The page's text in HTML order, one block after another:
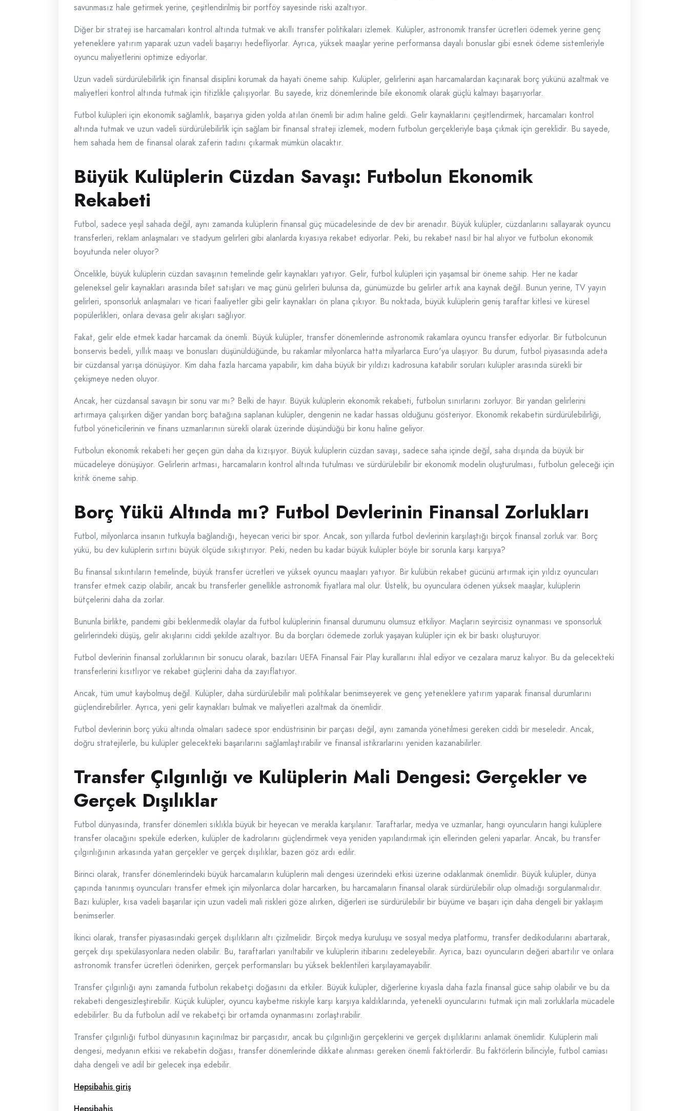
savunmasız hale getirmek yerine, çeşitlendirilmiş bir portföy sayesinde riski azaltıyor.
Diğer bir strateji ise harcamaları kontrol altında tutmak ve akıllı transfer politikaları izlemek. Kulüpler, astronomik transfer ücretleri ödemek yerine genç
yeteneklere yatırım yaparak uzun vadeli başarıyı hedefliyorlar. Ayrıca, yüksek maaşlar yerine performansa dayalı bonuslar gibi esnek ödeme sistemleriyle
oyuncu maliyetlerini optimize ediyorlar.
Uzun vadeli sürdürülebilirlik için finansal disiplini korumak da hayati öneme sahip. Kulüpler, gelirlerini aşan harcamalardan kaçınarak borç yükünü azaltmak ve
maliyetleri kontrol altında tutmak için titizlikle çalışıyorlar. Bu sayede, kriz dönemlerinde bile ekonomik olarak güçlü kalmayı başarıyorlar.
Futbol kulüpleri için ekonomik sağlamlık, başarıya giden yolda atılan önemli bir adım haline geldi. Gelir kaynaklarını çeşitlendirmek, harcamaları kontrol
altında tutmak ve uzun vadeli sürdürülebilirlik için sağlam bir finansal strateji izlemek, modern futbolun gerçekleriyle başa çıkmak için gereklidir. Bu sayede,
hem sahada hem de finansal olarak zaferin tadını çıkarmak mümkün olacaktır.
Büyük Kulüplerin Cüzdan Savaşı: Futbolun Ekonomik
Rekabeti
Futbol, sadece yeşil sahada değil, aynı zamanda kulüplerin finansal güç mücadelesinde de dev bir arenadır. Büyük kulüpler, cüzdanlarını sallayarak oyuncu
transferleri, reklam anlaşmaları ve stadyum gelirleri gibi alanlarda kıyasıya rekabet ediyorlar. Peki, bu rekabet nasıl bir hal alıyor ve futbolun ekonomik
boyutunda neler oluyor?
Öncelikle, büyük kulüplerin cüzdan savaşının temelinde gelir kaynakları yatıyor. Gelir, futbol kulüpleri için yaşamsal bir öneme sahip. Her ne kadar
geleneksel gelir kaynakları arasında bilet satışları ve maç günü gelirleri bulunsa da, günümüzde bu gelirler artık ana kaynak değil. Bunun yerine, TV yayın
gelirleri, sponsorluk anlaşmaları ve ticari faaliyetler gibi gelir kaynakları ön plana çıkıyor. Bu noktada, büyük kulüplerin geniş taraftar kitlesi ve küresel
popülerlikleri, onlara devasa gelir akışları sağlıyor.
Fakat, gelir elde etmek kadar harcamak da önemli. Büyük kulüpler, transfer dönemlerinde astronomik rakamlara oyuncu transfer ediyorlar. Bir futbolcunun
bonservis bedeli, yıllık maaşı ve bonusları düşünüldüğünde, bu rakamlar milyonlarca hatta milyarlarca Euro'ya ulaşıyor. Bu durum, futbol piyasasında adeta
bir cüzdansal yarışa dönüşüyor. Kim daha fazla harcama yapabilir, kim daha büyük bir yıldızı kadrosuna katabilir soruları kulüpler arasında sürekli bir
çekişmeye neden oluyor.
Ancak, her cüzdansal savaşın bir sonu var mı? Belki de hayır. Büyük kulüplerin ekonomik rekabeti, futbolun sınırlarını zorluyor. Bir yandan gelirlerini
artırmaya çalışırken diğer yandan borç batağına saplanan kulüpler, dengenin ne kadar hassas olduğunu gösteriyor. Ekonomik rekabetin sürdürülebilirliği,
futbol yöneticilerinin ve finans uzmanlarının sürekli olarak üzerinde düşündüğü bir konu haline geliyor.
Futbolun ekonomik rekabeti her geçen gün daha da kızışıyor. Büyük kulüplerin cüzdan savaşı, sadece saha içinde değil, saha dışında da büyük bir
mücadeleye dönüşüyor. Gelirlerin artması, harcamaların kontrol altında tutulması ve sürdürülebilir bir ekonomik modelin oluşturulması, futbolun geleceği için
kritik öneme sahip.
Borç Yükü Altında mı? Futbol Devlerinin Finansal Zorlukları
Futbol, milyonlarca insanın tutkuyla bağlandığı, heyecan verici bir spor. Ancak, son yıllarda futbol devlerinin karşılaştığı birçok finansal zorluk var. Borç
yükü, bu dev kulüplerin sırtını büyük ölçüde sıkıştırıyor. Peki, neden bu kadar büyük kulüpler böyle bir sorunla karşı karşıya?
Bu finansal sıkıntıların temelinde, büyük transfer ücretleri ve yüksek oyuncu maaşları yatıyor. Bir kulübün rekabet gücünü artırmak için yıldız oyuncuları
transfer etmek cazip olabilir, ancak bu transferler genellikle astronomik fiyatlara mal olur. Üstelik, bu oyunculara ödenen yüksek maaşlar, kulüplerin
bütçelerini daha da zorlar.
Bununla birlikte, pandemi gibi beklenmedik olaylar da futbol kulüplerinin finansal durumunu olumsuz etkiliyor. Maçların seyircisiz oynanması ve sponsorluk
gelirlerindeki düşüş, gelir akışlarını ciddi şekilde azaltıyor. Bu da borçları ödemede zorluk yaşayan kulüpler için ek bir baskı oluşturuyor.
Futbol devlerinin finansal zorluklarının bir sonucu olarak, bazıları UEFA Finansal Fair Play kurallarını ihlal ediyor ve cezalara maruz kalıyor. Bu da gelecekteki
transferlerini kısıtlıyor ve rekabet güçlerini daha da zayıflatıyor.
Ancak, tüm umut kaybolmuş değil. Kulüpler, daha sürdürülebilir mali politikalar benimseyerek ve genç yeteneklere yatırım yaparak finansal durumlarını
güçlendirebilirler. Ayrıca, yeni gelir kaynakları bulmak ve maliyetleri azaltmak da önemlidir.
Futbol devlerinin borç yükü altında olmaları sadece spor endüstrisinin bir parçası değil, aynı zamanda yönetilmesi gereken ciddi bir meseledir. Ancak,
doğru stratejilerle, bu kulüpler gelecekteki başarılarını sağlamlaştırabilir ve finansal istikrarlarını yeniden kazanabilirler.
Transfer Çılgınlığı ve Kulüplerin Mali Dengesi: Gerçekler ve
Gerçek Dışılıklar
Futbol dünyasında, transfer dönemleri sıklıkla büyük bir heyecan ve merakla karşılanır. Taraftarlar, medya ve uzmanlar, hangi oyuncuların hangi kulüplere
transfer olacağını speküle ederken, kulüpler de kadrolarını güçlendirmek veya yeniden yapılandırmak için ellerinden geleni yaparlar. Ancak, bu transfer
çılgınlığının arkasında yatan gerçekler ve gerçek dışılıklar, bazen göz ardı edilir.
Birinci olarak, transfer dönemlerindeki büyük harcamaların kulüplerin mali dengesi üzerindeki etkisi üzerine odaklanmak önemlidir. Büyük kulüpler, dünya
çapında tanınmış oyuncuları transfer etmek için milyonlarca dolar harcarken, bu harcamaların finansal olarak sürdürülebilir olup olmadığı sorgulanmalıdır.
Bazı kulüpler, kısa vadeli başarılar için uzun vadeli mali riskleri göze alırken, diğerleri ise sürdürülebilir bir büyüme ve başarı için daha dengeli bir yaklaşım
benimserler.
İkinci olarak, transfer piyasasındaki gerçek dışılıkların altı çizilmelidir. Birçok medya kuruluşu ve sosyal medya platformu, transfer dedikodularını abartarak,
gerçek dışı spekülasyonlara neden olabilir. Bu, taraftarları yanıltabilir ve kulüplerin itibarını zedeleyebilir. Ayrıca, bazı oyuncuların değeri abartılır ve onlara
astronomik transfer ücretleri ödenirken, gerçek performansları bu yüksek beklentileri karşılayamayabilir.
Transfer çılgınlığı aynı zamanda futbolun rekabetçi doğasını da etkiler. Büyük kulüpler, diğerlerine kıyasla daha fazla finansal güce sahip olabilir ve bu da
rekabeti dengesizleştirebilir. Küçük kulüpler, oyuncu kaybetme riskiyle karşı karşıya kaldıklarında, yetenekli oyuncularını tutmak için mali zorluklarla mücadele
edebilirler. Bu da futbolun adil ve rekabetçi bir ortamda oynanmasını zorlaştırabilir.
Transfer çılgınlığı futbol dünyasının kaçınılmaz bir parçasıdır, ancak bu çılgınlığın gerçeklerini ve gerçek dışılıklarını anlamak önemlidir. Kulüplerin mali
dengesi, medyanın etkisi ve rekabetin doğası, transfer dönemlerinde dikkate alınması gereken önemli faktörlerdir. Bu faktörlerin bilinciyle, futbol camiası
daha dengeli ve adil bir gelecek inşa edebilir.
Hepsibahis giriş